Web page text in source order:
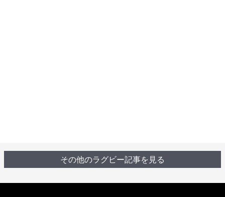
その他のラグビー記事を見る